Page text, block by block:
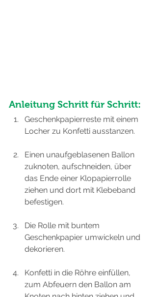
Anleitung Schritt für Schritt:
Geschenkpapierreste mit einem
Locher zu Konfetti ausstanzen.
Einen unaufgeblasenen Ballon
zuknoten, aufschneiden, über
das Ende einer Klopapierrolle
ziehen und dort mit Klebeband
befestigen.
Die Rolle mit buntem
Geschenkpapier umwickeln und
dekorieren.
Konfetti in die Röhre einfüllen,
zum Abfeuern den Ballon am